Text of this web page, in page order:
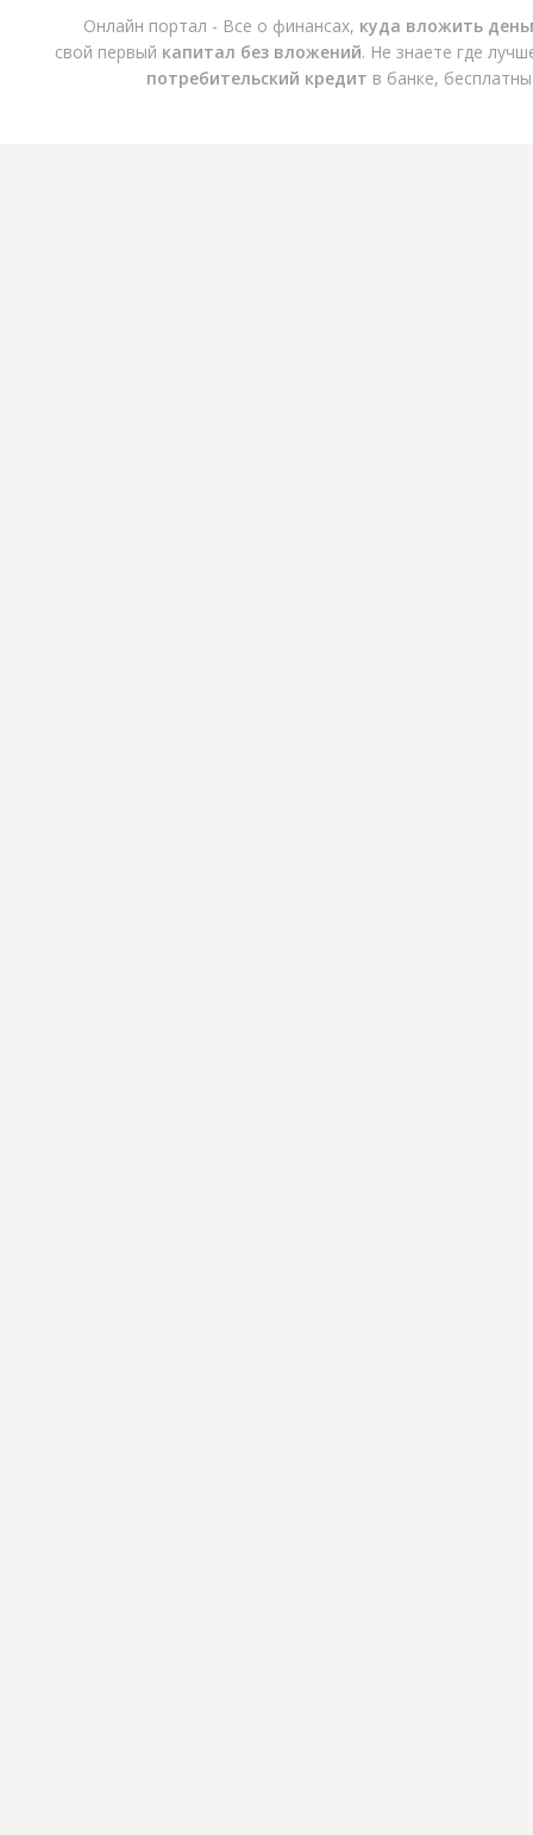
Онлайн портал - Все о финансах, куда вложить
свой первый капитал без вложений. Не знаете где
потребительский кредит в банке,